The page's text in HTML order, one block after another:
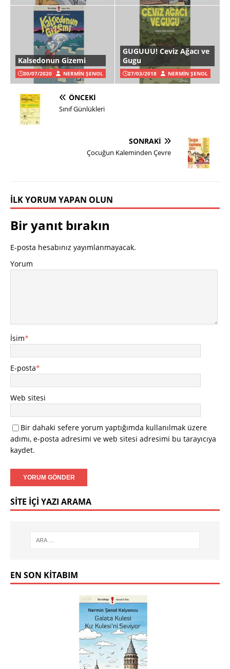
Kalsedonun Gizemi
30/07/2020 NERMIN ŞENOL
GUGUUU! Ceviz Ağacı ve
Gugu
27/03/2018 NERMIN ŞENOL
ÖNCEKI
Sınıf Günlükleri
SONRAKI
Çocuğun Kaleminden Çevre
İLK YORUM YAPAN OLUN
Bir yanıt bırakın
E-posta hesabınız yayımlanmayacak.
Yorum
İsim*
E-posta*
Web sitesi
Bir dahaki sefere yorum yaptığımda kullanılmak üzere
adımı, e-posta adresimi ve web sitesi adresimi bu tarayıcıya
kaydet.
SITE İÇI YAZI ARAMA
EN SON KITABIM